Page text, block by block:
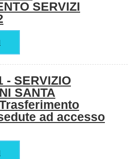
SERVIZI
- SERVIZIO
SANTA
ad accesso